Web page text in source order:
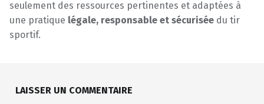
seulement des ressources pertinentes et adaptées à
une pratique légale, responsable et sécurisée du tir
sportif.
Skip back to main navigation
LAISSER UN COMMENTAIRE